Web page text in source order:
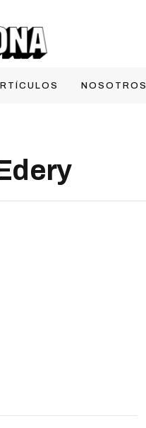
NOSOTROS